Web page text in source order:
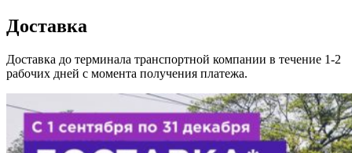
Доставка
Доставка до терминала транспортной компании в течение 1-2
рабочих дней с момента получения платежа.